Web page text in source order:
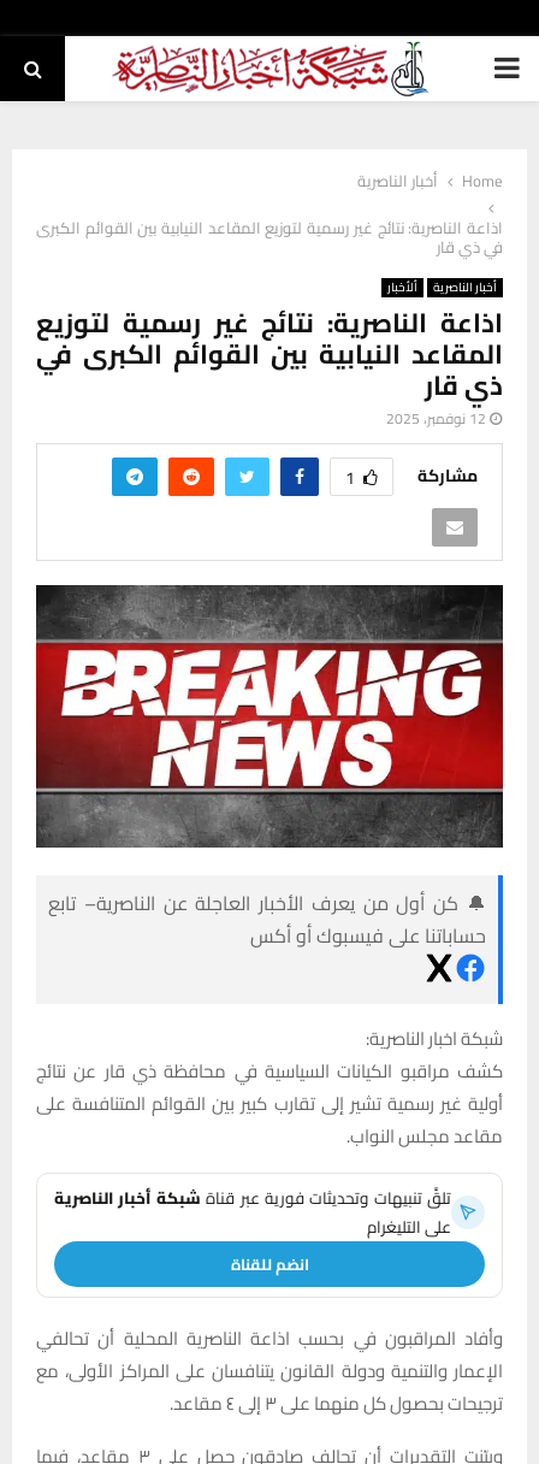
PRIMARY
Home
أخبار الناصرية
اذاعة الناصرية: نتائج غير رسمية لتوزيع المقاعد النيابية بين القوائم الكبرى
في ذي قار
أخبار الناصرية ألأخبار
اذاعة الناصرية: نتائج غير رسمية لتوزيع
المقاعد النيابية بين القوائم الكبرى في
ذي قار
12 نوفمبر، 2025
مشاركة 1
🔔 كن أول من يعرف الأخبار العاجلة عن الناصرية– تابع
حساباتنا على فيسبوك أو أكس
شبكة اخبار الناصرية:
كشف مراقبو الكيانات السياسية في محافظة ذي قار عن نتائج
أولية غير رسمية تشير إلى تقارب كبير بين القوائم المتنافسة على
مقاعد مجلس النواب.
تلقَّ تنبيهات وتحديثات فورية عبر قناةشبكة أخبار الناصرية
على التليغرام
انضم للقناة
وأفاد المراقبون في بحسب اذاعة الناصرية المحلية أن تحالفي
الإعمار والتنمية ودولة القانون يتنافسان على المراكز الأولى، مع
ترجيحات بحصول كل منهما على ٣ إلى ٤ مقاعد.
وبيّنت التقديرات أن تحالف صادقون حصل على ٣ مقاعد، فيما